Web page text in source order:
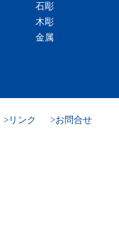
石彫
木彫
金属
リンク お問合せ